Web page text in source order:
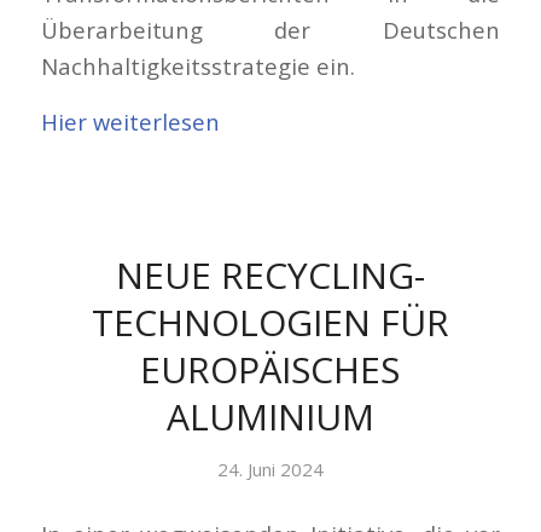
Überarbeitung der Deutschen
Nachhaltigkeitsstrategie ein.
Hier weiterlesen
NEUE RECYCLING-
TECHNOLOGIEN FÜR
EUROPÄISCHES
ALUMINIUM
24. Juni 2024